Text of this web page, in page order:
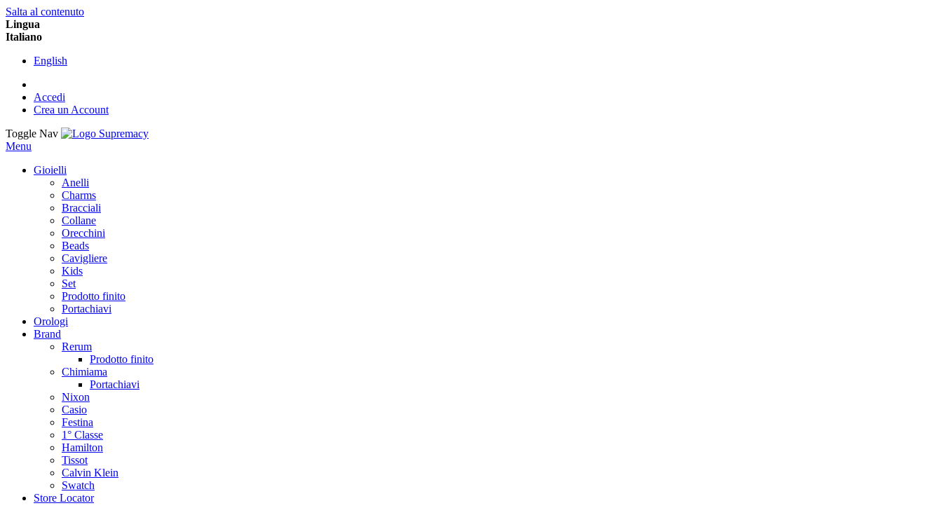
Salta al contenuto
Lingua
Italiano
English
Accedi
Crea un Account
Toggle Nav
Menu
Gioielli
Anelli
Charms
Bracciali
Collane
Orecchini
Beads
Cavigliere
Kids
Set
Prodotto finito
Portachiavi
Orologi
Brand
Rerum
Prodotto finito
Chimiama
Portachiavi
Nixon
Casio
Festina
1° Classe
Hamilton
Tissot
Calvin Klein
Swatch
Store Locator